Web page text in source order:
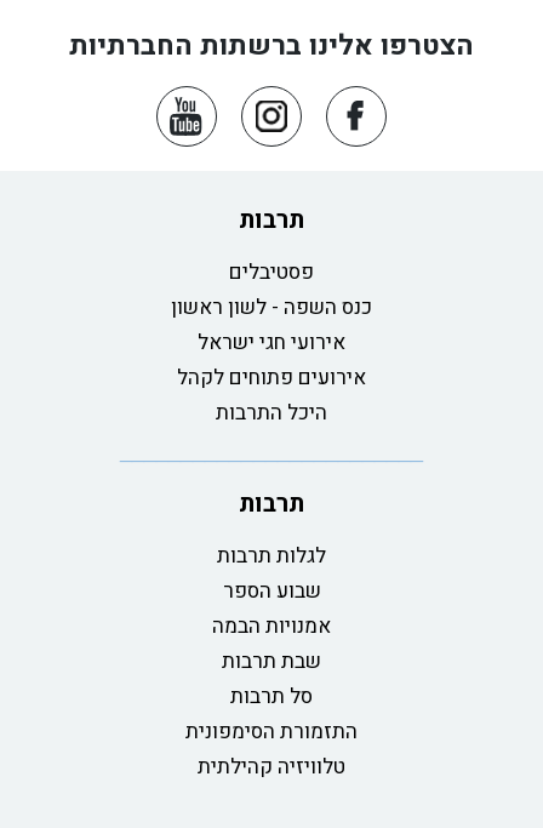
הצטרפו אלינו ברשתות החברתיות
תרבות
פסטיבלים
כנס השפה - לשון ראשון
אירועי חגי ישראל
אירועים פתוחים לקהל
היכל התרבות
תרבות
לגלות תרבות
שבוע הספר
אמנויות הבמה
שבת תרבות
סל תרבות
התזמורת הסימפונית
טלוויזיה קהילתית